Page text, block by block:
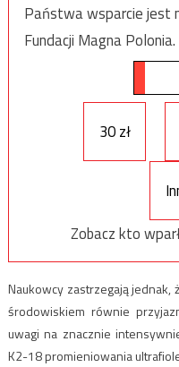
Państwa wsparcie jest
Fundacji Magna Polonia.
30 zł
Zobacz kto
Naukowcy zastrzegają
środowiskiem równie
uwagi na znacznie
K2-18 promieniowania